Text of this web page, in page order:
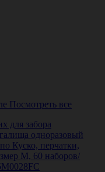
Посмотреть все
для забора
одноразовый
Куско, перчатки,
M, 60 наборов/